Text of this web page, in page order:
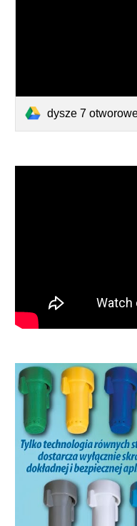
dysze 7 otworowe